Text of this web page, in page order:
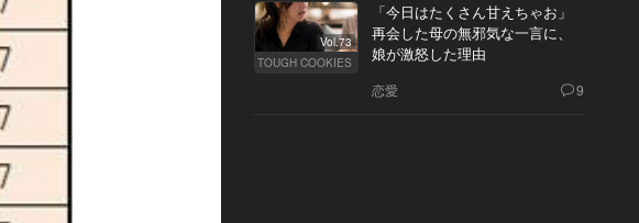
Vol.73
TOUGH COOKIES
「今日はたくさん甘えちゃお」
再会した母の無邪気な一言に、
娘が激怒した理由
恋愛 9